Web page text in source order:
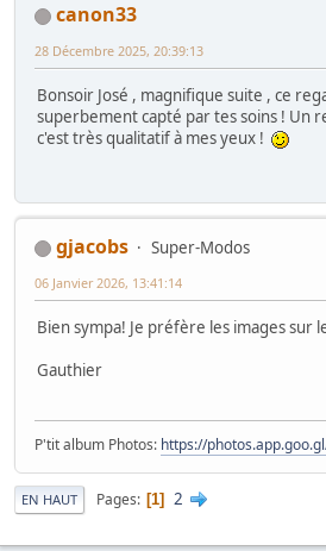
canon33
28 Décembre 2025, 20:39:13
Bonsoir José , magnifique suite , ce
superbement capté par tes soins ! Un
c'est très qualitatif à mes yeux !
gjacobs
Super-Modos
06 Janvier 2026, 13:41:14
Bien sympa! Je préfère les images sur
Gauthier
P'tit album Photos: https://
EN HAUT Pages 1 2